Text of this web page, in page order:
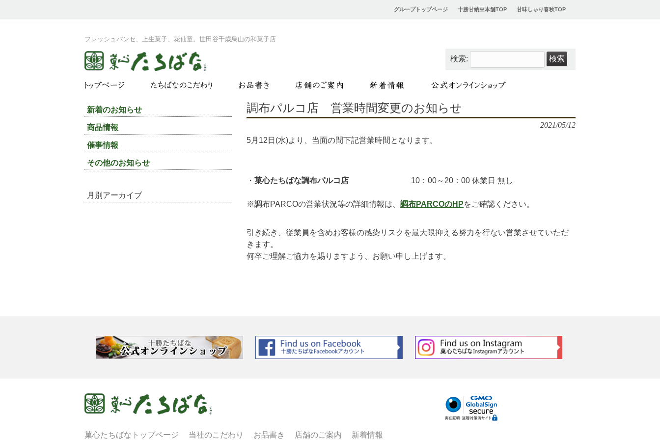
フレッシュパンセ、上生菓子、花仙童。世田谷千歳烏山の和菓子店
検索:
甘味しゅり春秋TOP
十勝甘納豆本舗TOP
グループトップページ
調布パルコ店 営業時間変更のお知らせ
2021/05/12
5月12日(水)より、当面の間下記営業時間となります。
・ 菓心たちばな調布パルコ店 10：00～20：00 休業日 無し
※調布PARCOの営業状況等の詳細情報は、 調布PARCOのHPをご確認ください。
引き続き、従業員を含めお客様の感染リスクを最大限抑える努力を行ない営業させていただ
きます。
何卒ご理解ご協力を賜りますよう、お願い申し上げます。
新着のお知らせ
商品情報
催事情報
その他のお知らせ
月別アーカイブ
菓心たちばなトップページ 当社のこだわり お品書き 店舗のご案内 新着情報